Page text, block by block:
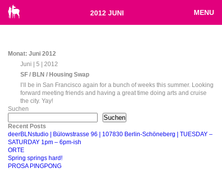
2012 JUNI MENU
Monat: Juni 2012
Juni | 5 | 2012
SF / BLN / Housing Swap
I’ll be in San Francisco again for a bunch of weeks this summer. Looking
forward meeting friends and having a great time doing arts and cruise
the city. Yay!
Suchen
Suchen
Recent Posts
deerBLNstudio | Bülowstrasse 96 | 107830 Berlin-Schöneberg | TUESDAY –
SATURDAY 1pm – 6pm-ish
ORTE
Spring springs hard!
PROSA PINGPONG